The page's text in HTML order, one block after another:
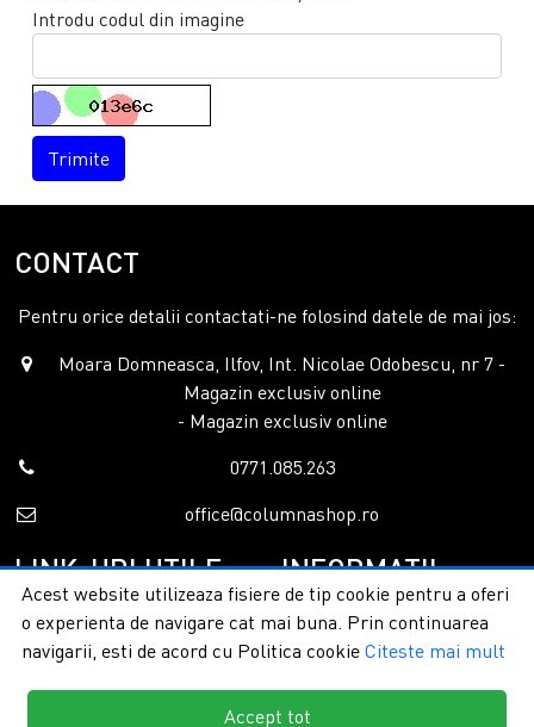
Introdu codul din imagine
Trimite
CONTACT
Pentru orice detalii contactati-ne folosind datele de mai jos:
Moara Domneasca, Ilfov, Int. Nicolae Odobescu, nr 7 -
Magazin exclusiv online
- Magazin exclusiv online
0771.085.263
office@columnashop.ro
LINK-URI UTILE
Acasa
Despre noi
INFORMATII
Garantie si service
Detalii livrare
Termeni si conditii
Acest website utilizeaza fisiere de tip cookie pentru a oferi
o experienta de navigare cat mai buna. Prin continuarea
navigarii, esti de acord cu Politica cookie Citeste mai mult
Accept tot